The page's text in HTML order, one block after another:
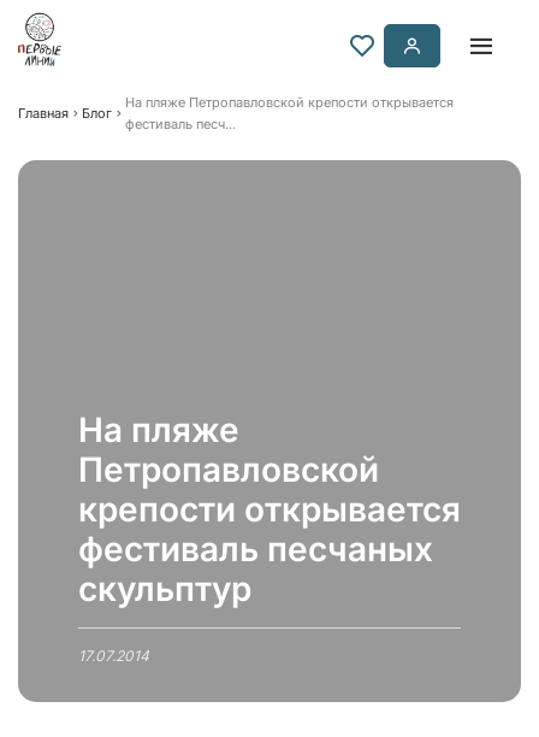
Главная Блог
На пляже Петропавловской крепости открывается
фестиваль песч...
На пляже
Петропавловской
крепости открывается
фестиваль песчаных
скульптур
17.07.2014